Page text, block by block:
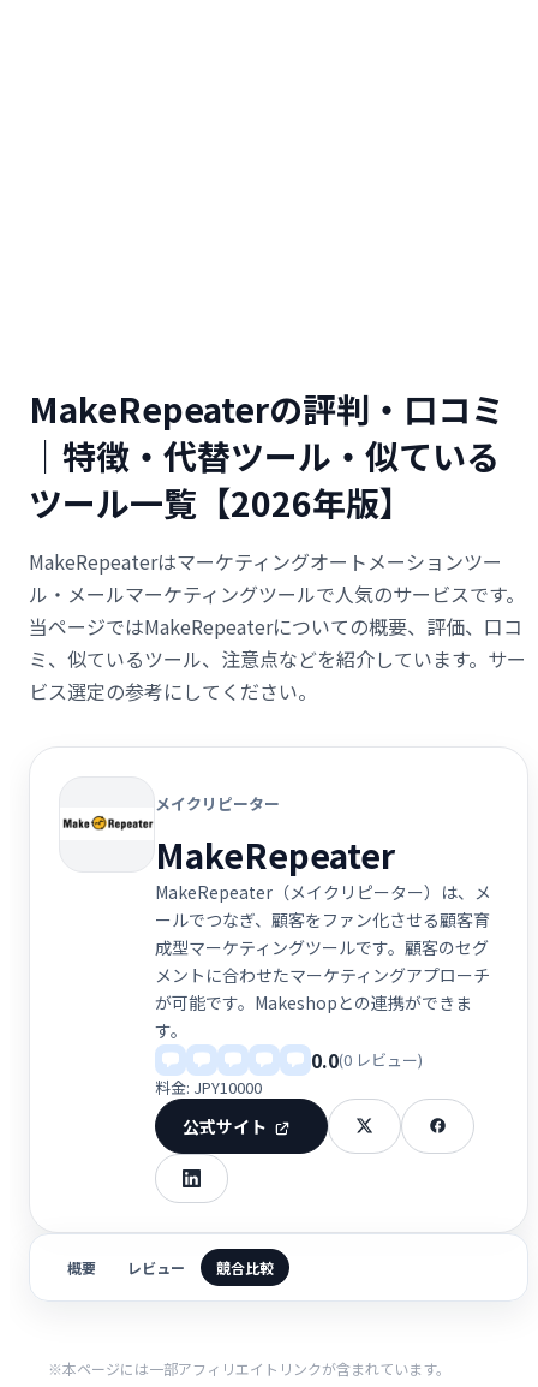
MakeRepeaterの評判・口コミ
｜特徴・代替ツール・似ている
ツール一覧【2026年版】
MakeRepeaterはマーケティングオートメーションツー
ル・メールマーケティングツールで人気のサービスです。
当ページではMakeRepeaterについての概要、評価、口コ
ミ、似ているツール、注意点などを紹介しています。サー
ビス選定の参考にしてください。
メイクリピーター
MakeRepeater
MakeRepeater（メイクリピーター）は、メ
ールでつなぎ、顧客をファン化させる顧客育
成型マーケティングツールです。顧客のセグ
メントに合わせたマーケティングアプローチ
が可能です。Makeshopとの連携ができま
す。
0.0(0 レビュー)
料金: JPY10000
公式サイト
概要 レビュー 競合比較
※本ページには一部アフィリエイトリンクが含まれています。